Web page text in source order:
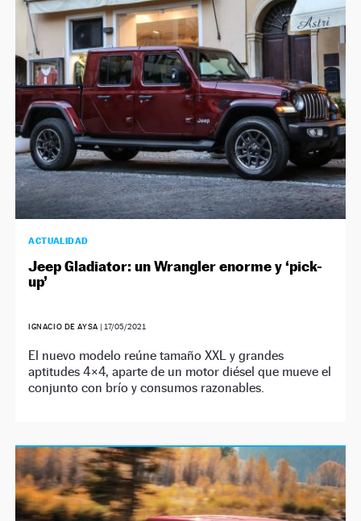
ACTUALIDAD
Jeep Gladiator: un Wrangler enorme y ‘pick-
up’
IGNACIO DE AYSA | 17/05/2021
El nuevo modelo reúne tamaño XXL y grandes
aptitudes 4×4, aparte de un motor diésel que mueve el
conjunto con brío y consumos razonables.